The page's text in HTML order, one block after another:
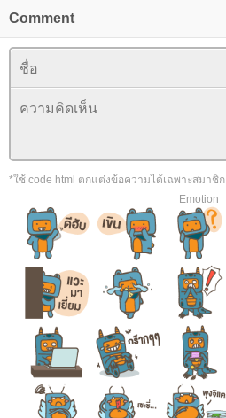
Comment
*ใช้ code html ตกแต่งข้อความได้เฉพาะสมาชิก
Emotion